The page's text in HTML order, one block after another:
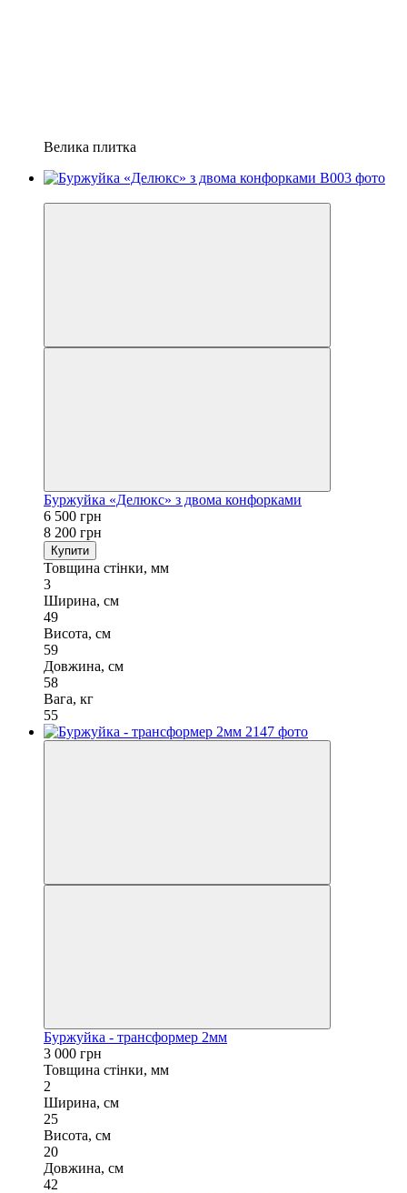
Велика плитка
Буржуйка «Делюкс» з двома конфорками
6 500 грн
8 200 грн
Купити
Товщина стінки, мм
3
Ширина, см
49
Висота, см
59
Довжина, см
58
Вага, кг
55
Буржуйка - трансформер 2мм
3 000 грн
Товщина стінки, мм
2
Ширина, см
25
Висота, см
20
Довжина, см
42